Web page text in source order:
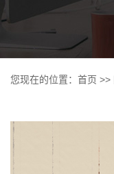
您现在的位置： 首页 >>